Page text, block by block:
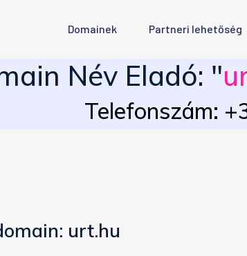
Domainek Partneri lehetőség
Név Eladó: "
Telefonszám:
urt.hu